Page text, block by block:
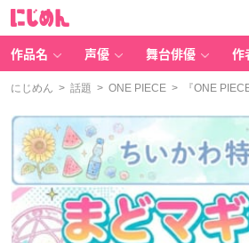
作品名 声優 舞台俳優 作
にじめん > 話題 > ONE PIECE > 『ONE